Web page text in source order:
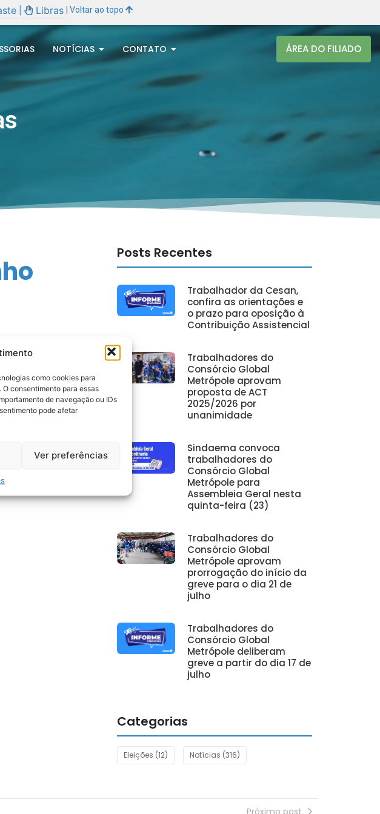
como cookies para
consentimento para essas
de navegação ou IDs
pode afetar
Ver preferências
Libras | Voltar ao topo
NOTÍCIAS CONTATO ÁREA DO FILIADO
Posts Recentes
Trabalhador da Cesan,
confira as orientações e
o prazo para oposição à
Contribuição Assistencial
Trabalhadores do
Consórcio Global
Metrópole aprovam
proposta de ACT
2025/2026 por
unanimidade
Sindaema convoca
trabalhadores do
Consórcio Global
Metrópole para
Assembleia Geral nesta
quinta-feira (23)
Trabalhadores do
Consórcio Global
Metrópole aprovam
prorrogação do início da
greve para o dia 21 de
julho
Trabalhadores do
Consórcio Global
Metrópole deliberam
greve a partir do dia 17 de
julho
Categorias
Eleições (12) Notícias (316)
Próximo post